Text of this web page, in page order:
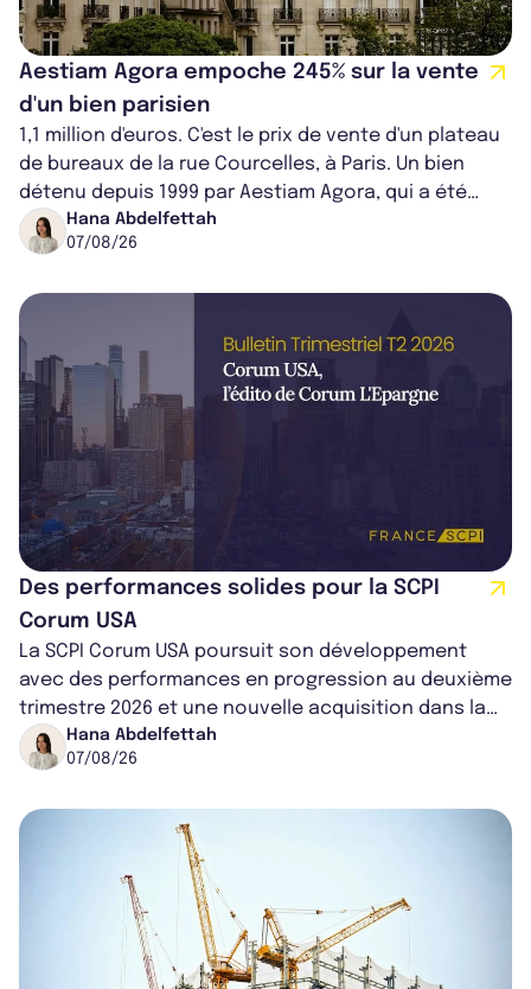
Aestiam Agora empoche 245% sur la vente
d'un bien parisien
1,1 million d'euros. C'est le prix de vente d'un plateau
de bureaux de la rue Courcelles, à Paris. Un bien
détenu depuis 1999 par Aestiam Agora, qui a été
cédé avec une plus-value...
Hana Abdelfettah
07/08/26
Des performances solides pour la SCPI
Corum USA
La SCPI Corum USA poursuit son développement
avec des performances en progression au deuxième
trimestre 2026 et une nouvelle acquisition dans la
région de Chicago. Entre hausse de...
Hana Abdelfettah
07/08/26